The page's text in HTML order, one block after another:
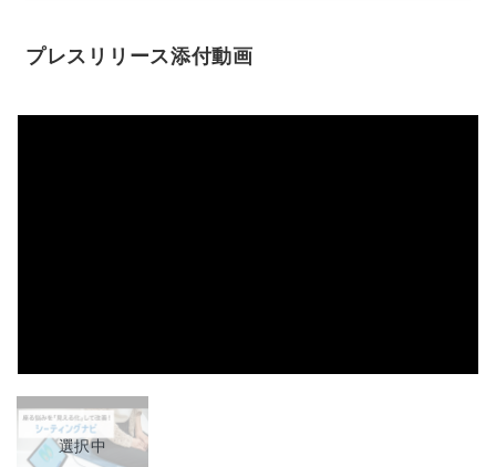
プレスリリース添付動画
選択中